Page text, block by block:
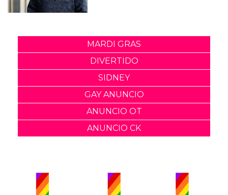
MARDI GRAS
DIVERTIDO
SIDNEY
GAY ANUNCIO
ANUNCIO OT
ANUNCIO CK